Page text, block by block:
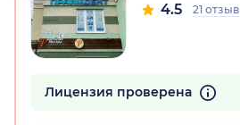
4.5 21 отзыв
Лицензия проверена